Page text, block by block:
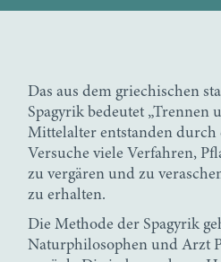
Das aus dem griechischen
Spagyrik bedeutet „Trennen
Mittelalter entstanden durch
Versuche viele Verfahren,
zu vergären und zu
zu erhalten.
Die Methode der Spagyrik
Naturphilosophen und Arzt